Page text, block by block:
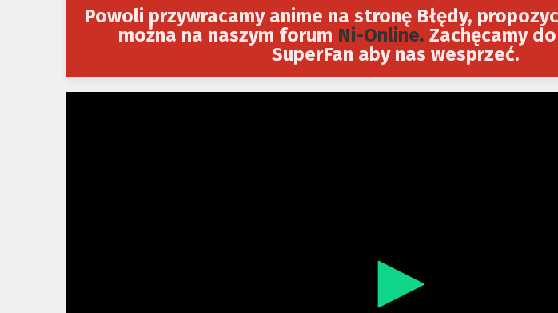
Powoli przywracamy anime na stronę Błędy,
można na naszym forum Ni-Online. Zachęcamy
SuperFan aby nas wesprzeć.